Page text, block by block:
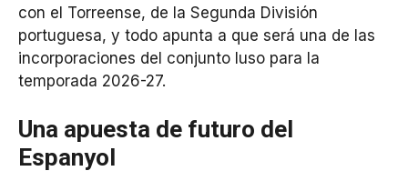
con el Torreense, de la Segunda División
portuguesa, y todo apunta a que será una de las
incorporaciones del conjunto luso para la
temporada 2026-27.
Una apuesta de futuro del
Espanyol